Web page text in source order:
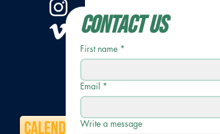
Calendario
Contact Us
First name *
Email *
Write a message